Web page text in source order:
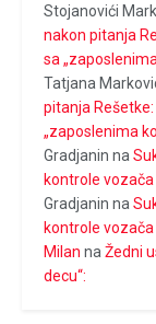
Stojanovići
nakon pitanja
sa
Tatjana
pitanja
„zaposlenima
Gradjanin na
kontrole
Gradjanin na
kontrole
Milan na Žedni
decu“: